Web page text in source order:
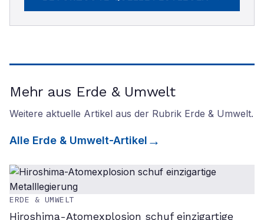
Mehr aus Erde & Umwelt
Weitere aktuelle Artikel aus der Rubrik Erde & Umwelt.
Alle Erde & Umwelt-Artikel
ERDE & UMWELT
Hiroshima-Atomexplosion schuf einzigartige